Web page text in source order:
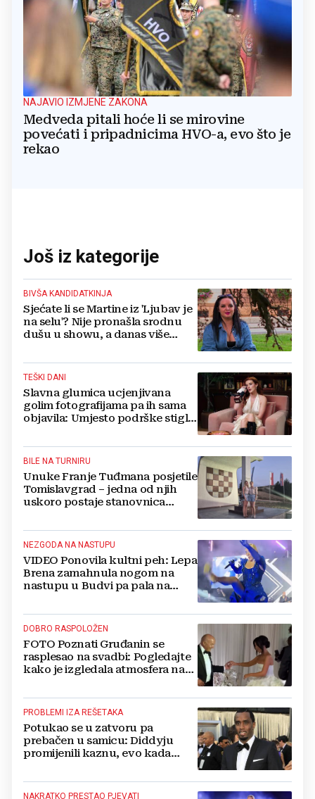
NAJAVIO IZMJENE ZAKONA
Medveda pitali hoće li se mirovine
povećati i pripadnicima HVO-a, evo što je
rekao
Još iz kategorije
BIVŠA KANDIDATKINJA
Sjećate li se Martine iz 'Ljubav je
na selu'? Nije pronašla srodnu
dušu u showu, a danas više
TEŠKI DANI
Slavna glumica ucjenjivana
golim fotografijama pa ih sama
objavila: Umjesto podrške stigle
BILE NA TURNIRU
Unuke Franje Tuđmana posjetile
Tomislavgrad – jedna od njih
uskoro postaje stanovnica
NEZGODA NA NASTUPU
VIDEO Ponovila kultni peh: Lepa
Brena zamahnula nogom na
nastupu u Budvi pa pala na
DOBRO RASPOLOŽEN
FOTO Poznati Gruđanin se
rasplesao na svadbi: Pogledajte
kako je izgledala atmosfera na
PROBLEMI IZA REŠETAKA
Potukao se u zatvoru pa
prebačen u samicu: Diddyju
promijenili kaznu, evo kada
NAKRATKO PRESTAO PJEVATI